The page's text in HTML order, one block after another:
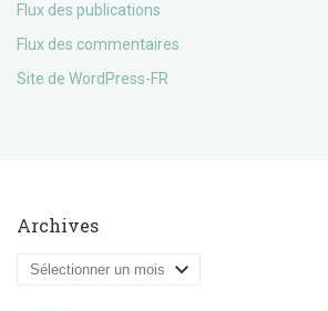
Flux des publications
Flux des commentaires
Site de WordPress-FR
Archives
Archives